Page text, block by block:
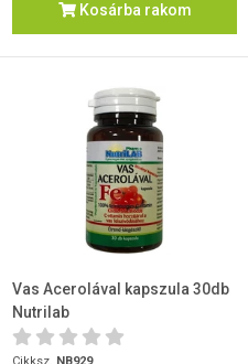
Kosárba rakom
Vas Acerolával kapszula 30db
Nutrilab